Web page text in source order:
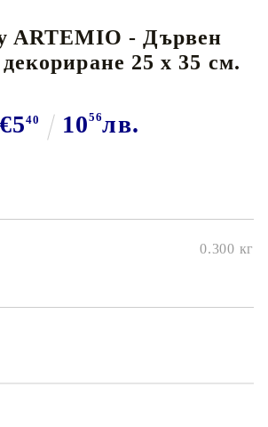
ARTEMIO - Дървен
25 х 35 см.
€540 1056лв.
0.300 кг